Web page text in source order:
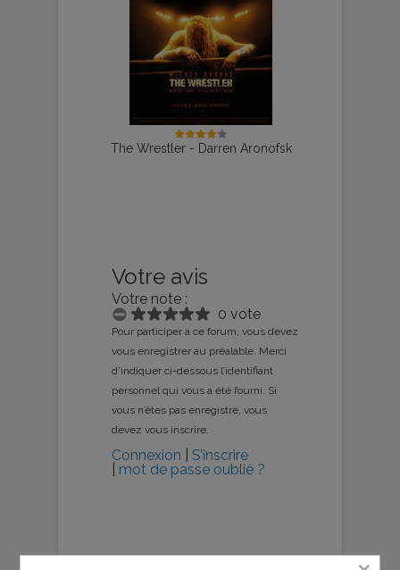
The Wrestler - Darren Aronofsk
Votre avis
Votre note :
0 vote
Pour participer à ce forum, vous devez
vous enregistrer au préalable. Merci
d’indiquer ci-dessous l’identifiant
personnel qui vous a été fourni. Si
vous n’êtes pas enregistré, vous
devez vous inscrire.
Connexion
S’inscrire
mot de passe oublié ?